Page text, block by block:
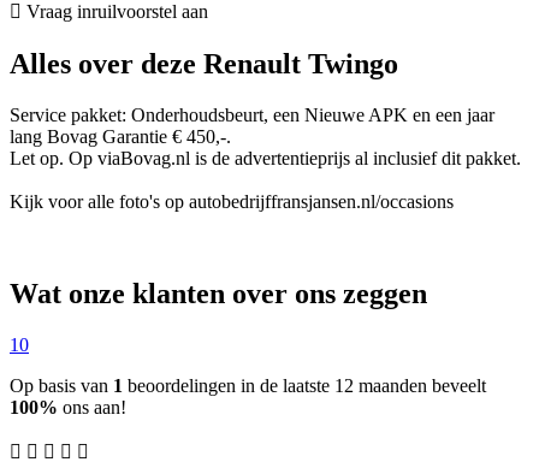
Vraag inruilvoorstel aan
Alles over deze Renault Twingo
Service pakket: Onderhoudsbeurt, een Nieuwe APK en een jaar
lang Bovag Garantie € 450,-.
Let op. Op viaBovag.nl is de advertentieprijs al inclusief dit pakket.
Kijk voor alle foto's op autobedrijffransjansen.nl/occasions
Wat onze klanten over ons zeggen
10
Op basis van 1 beoordelingen in de laatste 12 maanden beveelt
100% ons aan!